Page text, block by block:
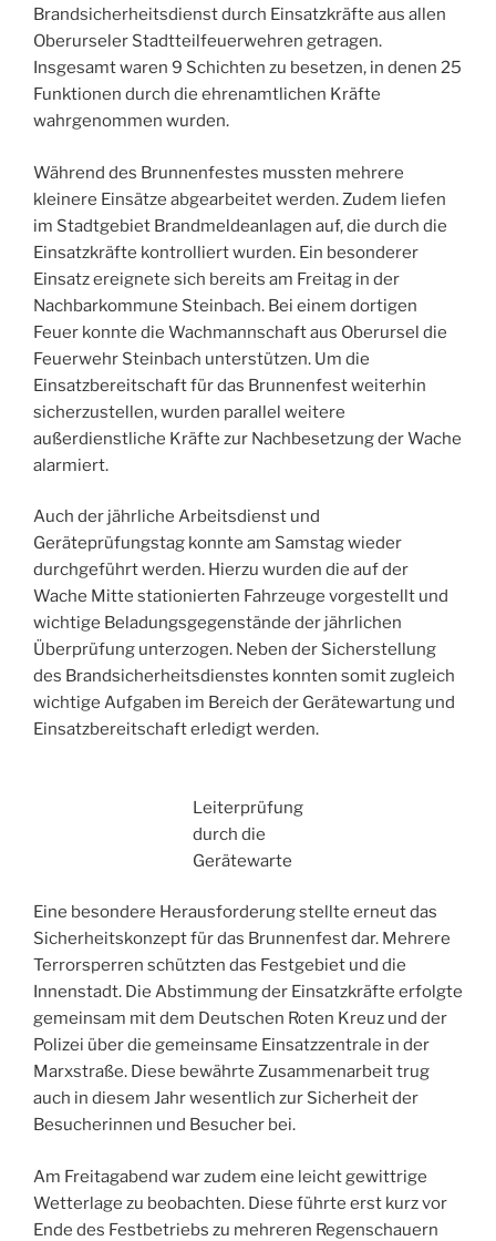
Brandsicherheitsdienst durch Einsatzkräfte aus allen
Oberurseler Stadtteilfeuerwehren getragen.
Insgesamt waren 9 Schichten zu besetzen, in denen 25
Funktionen durch die ehrenamtlichen Kräfte
wahrgenommen wurden.
Während des Brunnenfestes mussten mehrere
kleinere Einsätze abgearbeitet werden. Zudem liefen
im Stadtgebiet Brandmeldeanlagen auf, die durch die
Einsatzkräfte kontrolliert wurden. Ein besonderer
Einsatz ereignete sich bereits am Freitag in der
Nachbarkommune Steinbach. Bei einem dortigen
Feuer konnte die Wachmannschaft aus Oberursel die
Feuerwehr Steinbach unterstützen. Um die
Einsatzbereitschaft für das Brunnenfest weiterhin
sicherzustellen, wurden parallel weitere
außerdienstliche Kräfte zur Nachbesetzung der Wache
alarmiert.
Auch der jährliche Arbeitsdienst und
Geräteprüfungstag konnte am Samstag wieder
durchgeführt werden. Hierzu wurden die auf der
Wache Mitte stationierten Fahrzeuge vorgestellt und
wichtige Beladungsgegenstände der jährlichen
Überprüfung unterzogen. Neben der Sicherstellung
des Brandsicherheitsdienstes konnten somit zugleich
wichtige Aufgaben im Bereich der Gerätewartung und
Einsatzbereitschaft erledigt werden.
Leiterprüfung
durch die
Gerätewarte
Eine besondere Herausforderung stellte erneut das
Sicherheitskonzept für das Brunnenfest dar. Mehrere
Terrorsperren schützten das Festgebiet und die
Innenstadt. Die Abstimmung der Einsatzkräfte erfolgte
gemeinsam mit dem Deutschen Roten Kreuz und der
Polizei über die gemeinsame Einsatzzentrale in der
Marxstraße. Diese bewährte Zusammenarbeit trug
auch in diesem Jahr wesentlich zur Sicherheit der
Besucherinnen und Besucher bei.
Am Freitagabend war zudem eine leicht gewittrige
Wetterlage zu beobachten. Diese führte erst kurz vor
Ende des Festbetriebs zu mehreren Regenschauern